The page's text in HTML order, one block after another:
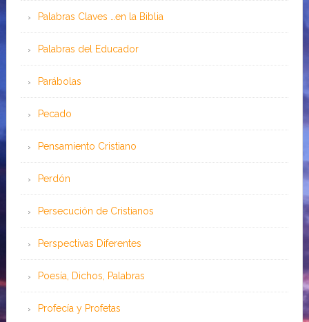
Palabras Claves …en la Biblia
Palabras del Educador
Parábolas
Pecado
Pensamiento Cristiano
Perdón
Persecución de Cristianos
Perspectivas Diferentes
Poesía, Dichos, Palabras
Profecía y Profetas